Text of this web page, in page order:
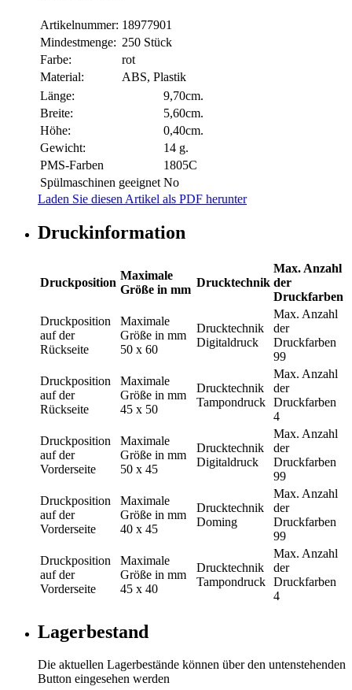
Artikelnummer: 18977901
Mindestmenge: 250 Stück
Farbe:
rot
Material:
ABS, Plastik
Länge:
9,70cm.
Breite:
5,60cm.
Höhe:
0,40cm.
Gewicht:
14 g.
PMS-Farben
1805C
Spülmaschinen geeignet No
Laden Sie diesen Artikel als PDF herunter
Druckinformation
Druckposition
Maximale
Größe in mm
Drucktechnik
Max. Anzahl
der
Druckfarben
Druckposition
auf der
Rückseite
Maximale
Größe in mm
50 x 60
Drucktechnik
Digitaldruck
Max. Anzahl
der
Druckfarben
99
Druckposition
auf der
Rückseite
Maximale
Größe in mm
45 x 50
Drucktechnik
Tampondruck
Max. Anzahl
der
Druckfarben
4
Druckposition
auf der
Vorderseite
Maximale
Größe in mm
50 x 45
Drucktechnik
Digitaldruck
Max. Anzahl
der
Druckfarben
99
Druckposition
auf der
Vorderseite
Maximale
Größe in mm
40 x 45
Drucktechnik
Doming
Max. Anzahl
der
Druckfarben
99
Druckposition
auf der
Vorderseite
Maximale
Größe in mm
45 x 40
Drucktechnik
Tampondruck
Max. Anzahl
der
Druckfarben
4
Lagerbestand
Die aktuellen Lagerbestände können über den untenstehenden
Button eingesehen werden